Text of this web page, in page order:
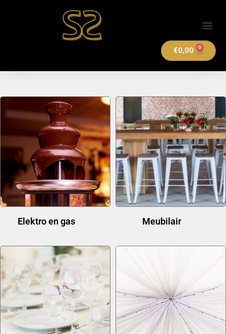
€0,00 0
Elektro en gas Meubilair